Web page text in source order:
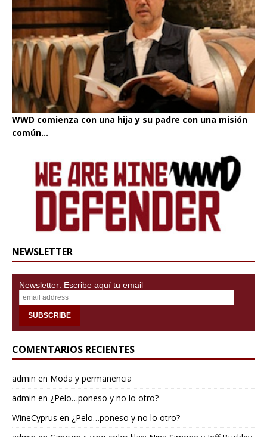
WWD comienza con una hija y su padre con una misión
común...
NEWSLETTER
Newsletter: Escribe aquí tu email
COMENTARIOS RECIENTES
admin en Moda y permanencia
admin en ¿Pelo…poneso y no lo otro?
WineCyprus en ¿Pelo…poneso y no lo otro?